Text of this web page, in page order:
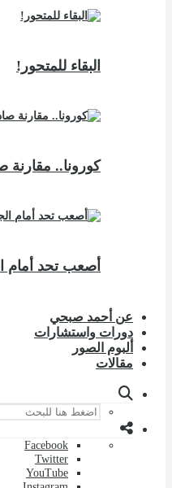
البقاء للمتحور!
كورونا.. مقارنة
أصعب تحد أمام
عن أحمد صبحي
دورات واستشارات
ألبوم الصور
مقالات
Facebook
Twitter
YouTube